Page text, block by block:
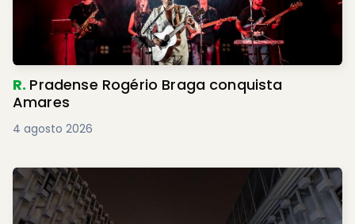
R. Pradense Rogério Braga conquista
Amares
4 agosto 2026